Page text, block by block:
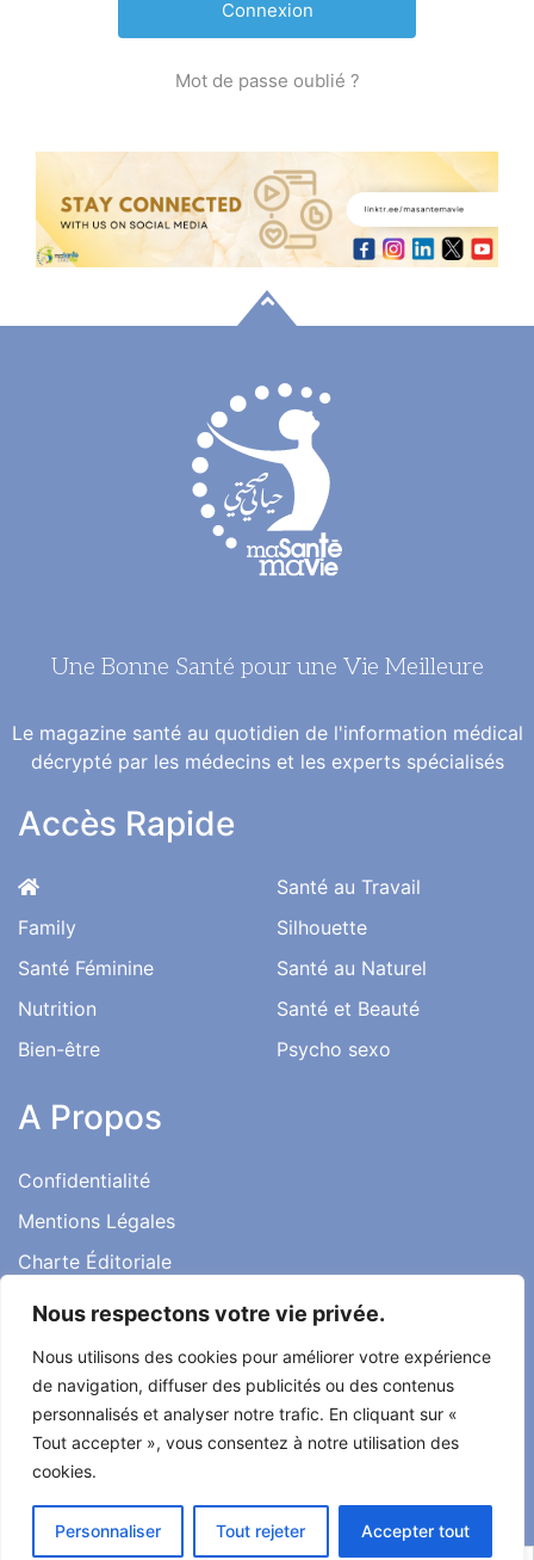
Nous respectons votre vie privée.
Nous utilisons des cookies pour améliorer votre expérience
de navigation, diffuser des publicités ou des contenus
personnalisés et analyser notre trafic. En cliquant sur «
Tout accepter », vous consentez à notre utilisation des
cookies.
Personnaliser Tout rejeter Accepter tout
Mot de passe oublié ?
Une Bonne Santé pour une Vie Meilleure
Le magazine santé au quotidien de l'information médical
décrypté par les médecins et les experts spécialisés
Accès Rapide
Family
Santé Féminine
Nutrition
Bien-être
Santé au Travail
Silhouette
Santé au Naturel
Santé et Beauté
Psycho sexo
A Propos
Confidentialité
Mentions Légales
Charte Éditoriale
Conditions d’utilisation
Témoignages
Tout droit réservé ma santé ma vie 2022
Développé parAlcomnet